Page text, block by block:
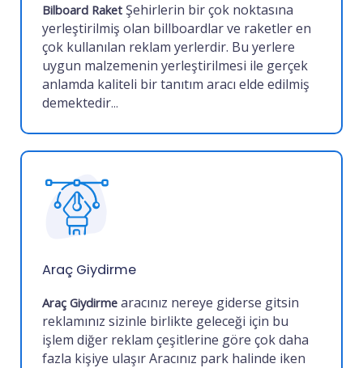
Bilboard Raket Şehirlerin bir çok noktasına
yerleştirilmiş olan billboardlar ve raketler en
çok kullanılan reklam yerlerdir. Bu yerlere
uygun malzemenin yerleştirilmesi ile gerçek
anlamda kaliteli bir tanıtım aracı elde edilmiş
demektedir...
Araç Giydirme
Araç Giydirme aracınız nereye giderse gitsin
reklamınız sizinle birlikte geleceği için bu
işlem diğer reklam çeşitlerine göre çok daha
fazla kişiye ulaşırAracınız park halinde iken